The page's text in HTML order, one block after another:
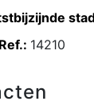
14210